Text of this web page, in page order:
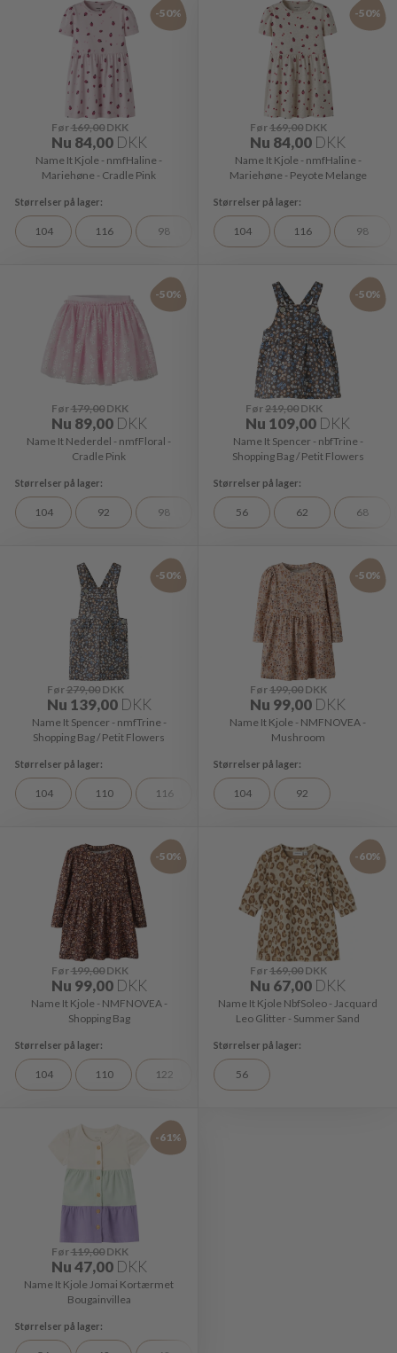
-50%
Før169,00DKK
Nu 84,00 DKK
Name It Kjole - nmfHaline -
Mariehøne - Cradle Pink
104 116 98
-50%
Før169,00 DKK
Nu 84,00 DKK
Name It Kjole - nmfHaline -
Mariehøne - Peyote Melange
104 116 98
-50%
Før179,00DKK
Nu 89,00 DKK
Name It Nederdel - nmfFloral -
Cradle Pink
104 92 98
-50%
Før219,00 DKK
Nu 109,00 DKK
Name It Spencer - nbfTrine -
Shopping Bag / Petit Flowers
56 62 68
-50%
Før279,00DKK
Nu 139,00 DKK
Name It Spencer - nmfTrine -
Shopping Bag / Petit Flowers
104 110 116 122 128
-50%
Før199,00 DKK
Nu 99,00 DKK
Name It Kjole - NMFNOVEA -
Mushroom
104 92
-50%
Før199,00DKK
Nu 99,00 DKK
Name It Kjole - NMFNOVEA -
Shopping Bag
104 110 122
-60%
Før169,00 DKK
Nu 67,00 DKK
Name It Kjole NbfSoleo - Jacquard
Leo Glitter - Summer Sand
56
-61%
Før119,00DKK
Nu47,00 DKK
Name It Kjole Jomai Kortærmet
Bougainvillea